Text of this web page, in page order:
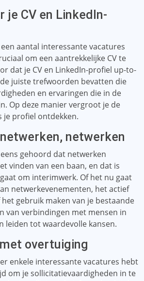
je CV en LinkedIn-
aantal interessante vacatures
om een ​​aantrekkelijke CV te
dat je CV en LinkedIn-profiel up-to-
juiste trefwoorden bevatten die
en ervaringen die in de
Op deze manier vergroot je de
je profiel ontdekken.
netwerken
gehoord dat netwerken
vinden van een baan, en dat is
om interimwerk. Of het nu gaat
netwerkevenementen, het actief
gebruik maken van je bestaande
van verbindingen met mensen in
leiden tot waardevolle kansen.
overtuiging
enkele interessante vacatures hebt
om je sollicitatievaardigheden in te